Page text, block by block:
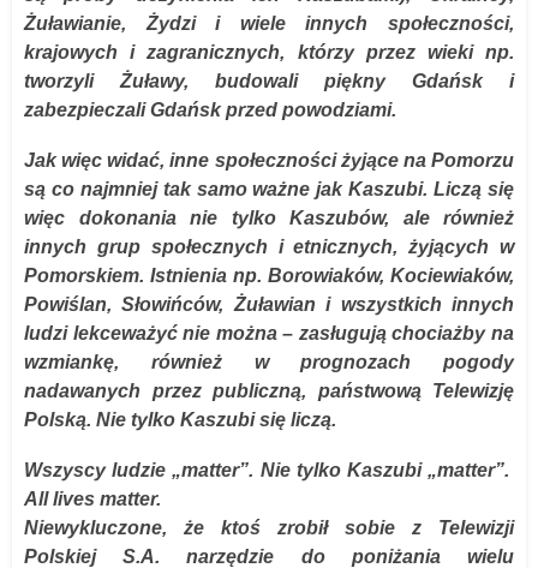
Żuławianie, Żydzi i wiele innych społeczności,
krajowych i zagranicznych, którzy przez wieki np.
tworzyli Żuławy, budowali piękny Gdańsk i
zabezpieczali Gdańsk przed powodziami.
Jak więc widać, inne społeczności żyjące na Pomorzu
są co najmniej tak samo ważne jak Kaszubi. Liczą się
więc dokonania nie tylko Kaszubów, ale również
innych grup społecznych i etnicznych, żyjących w
Pomorskiem. Istnienia np. Borowiaków, Kociewiaków,
Powiślan, Słowińców, Żuławian i wszystkich innych
ludzi lekceważyć nie można – zasługują chociażby na
wzmiankę, również w prognozach pogody
nadawanych przez publiczną, państwową Telewizję
Polską. Nie tylko Kaszubi się liczą.
Wszyscy ludzie „matter”. Nie tylko Kaszubi „matter”.
All lives matter.
Niewykluczone, że ktoś zrobił sobie z Telewizji
Polskiej S.A. narzędzie do poniżania wielu